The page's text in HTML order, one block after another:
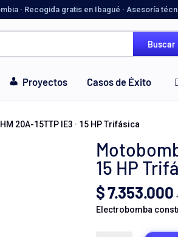
· Recogida gratis en Ibagué · Asesoría
Buscar
Proyectos Casos de Éxito
20A-15TTP IE3 · 15 HP Trifásica
15 HP
$7.353.000
Electrobomba